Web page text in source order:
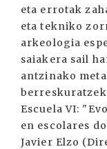
eta errotak
eta tekniko
arkeologia
saiakera sail
antzinako
Escuela VI:
en escolares
Javier Elzo